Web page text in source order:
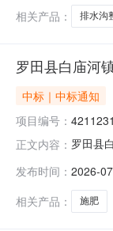
相关产品：
排水沟
罗田县白庙河
中标｜中标通知
项目编号：
正文内容： 罗田县
易结果
发布时间： 2026-
相关产品：
施肥